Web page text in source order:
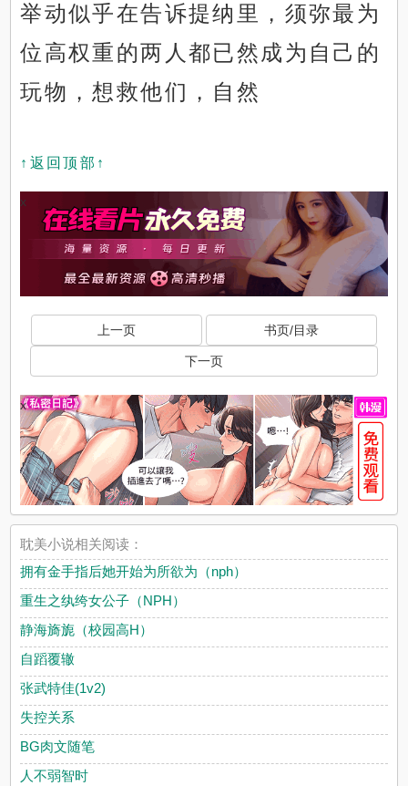
举动似乎在告诉提纳里，须弥最为
位高权重的两人都已然成为自己的
玩物，想救他们，自然
↑返回顶部↑
x
上一页 书页/目录
下一页
x
耽美小说相关阅读：
拥有金手指后她开始为所欲为（nph）
重生之纨绔女公子（NPH）
静海旖旎（校园高H）
自蹈覆辙
张武特佳(1v2)
失控关系
BG肉文随笔
人不弱智时